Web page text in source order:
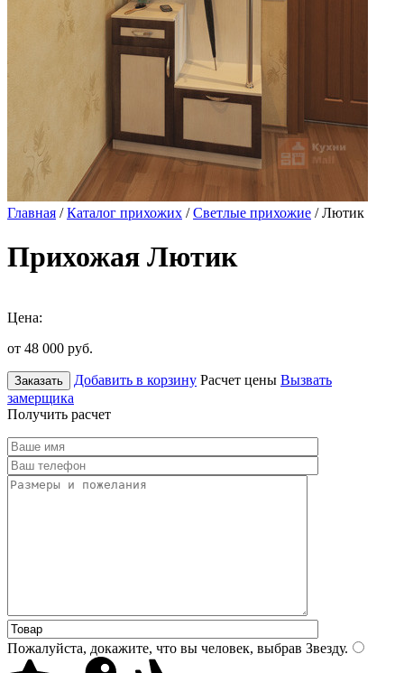
Главная /Каталог прихожих /Светлые прихожие / Лютик
Прихожая Лютик
Цена:
от 48 000 руб.
Заказать Добавить в корзину Расчет цены Вызвать
замерщика
Получить расчет
Пожалуйста, докажите, что вы человек, выбрав Звезду.